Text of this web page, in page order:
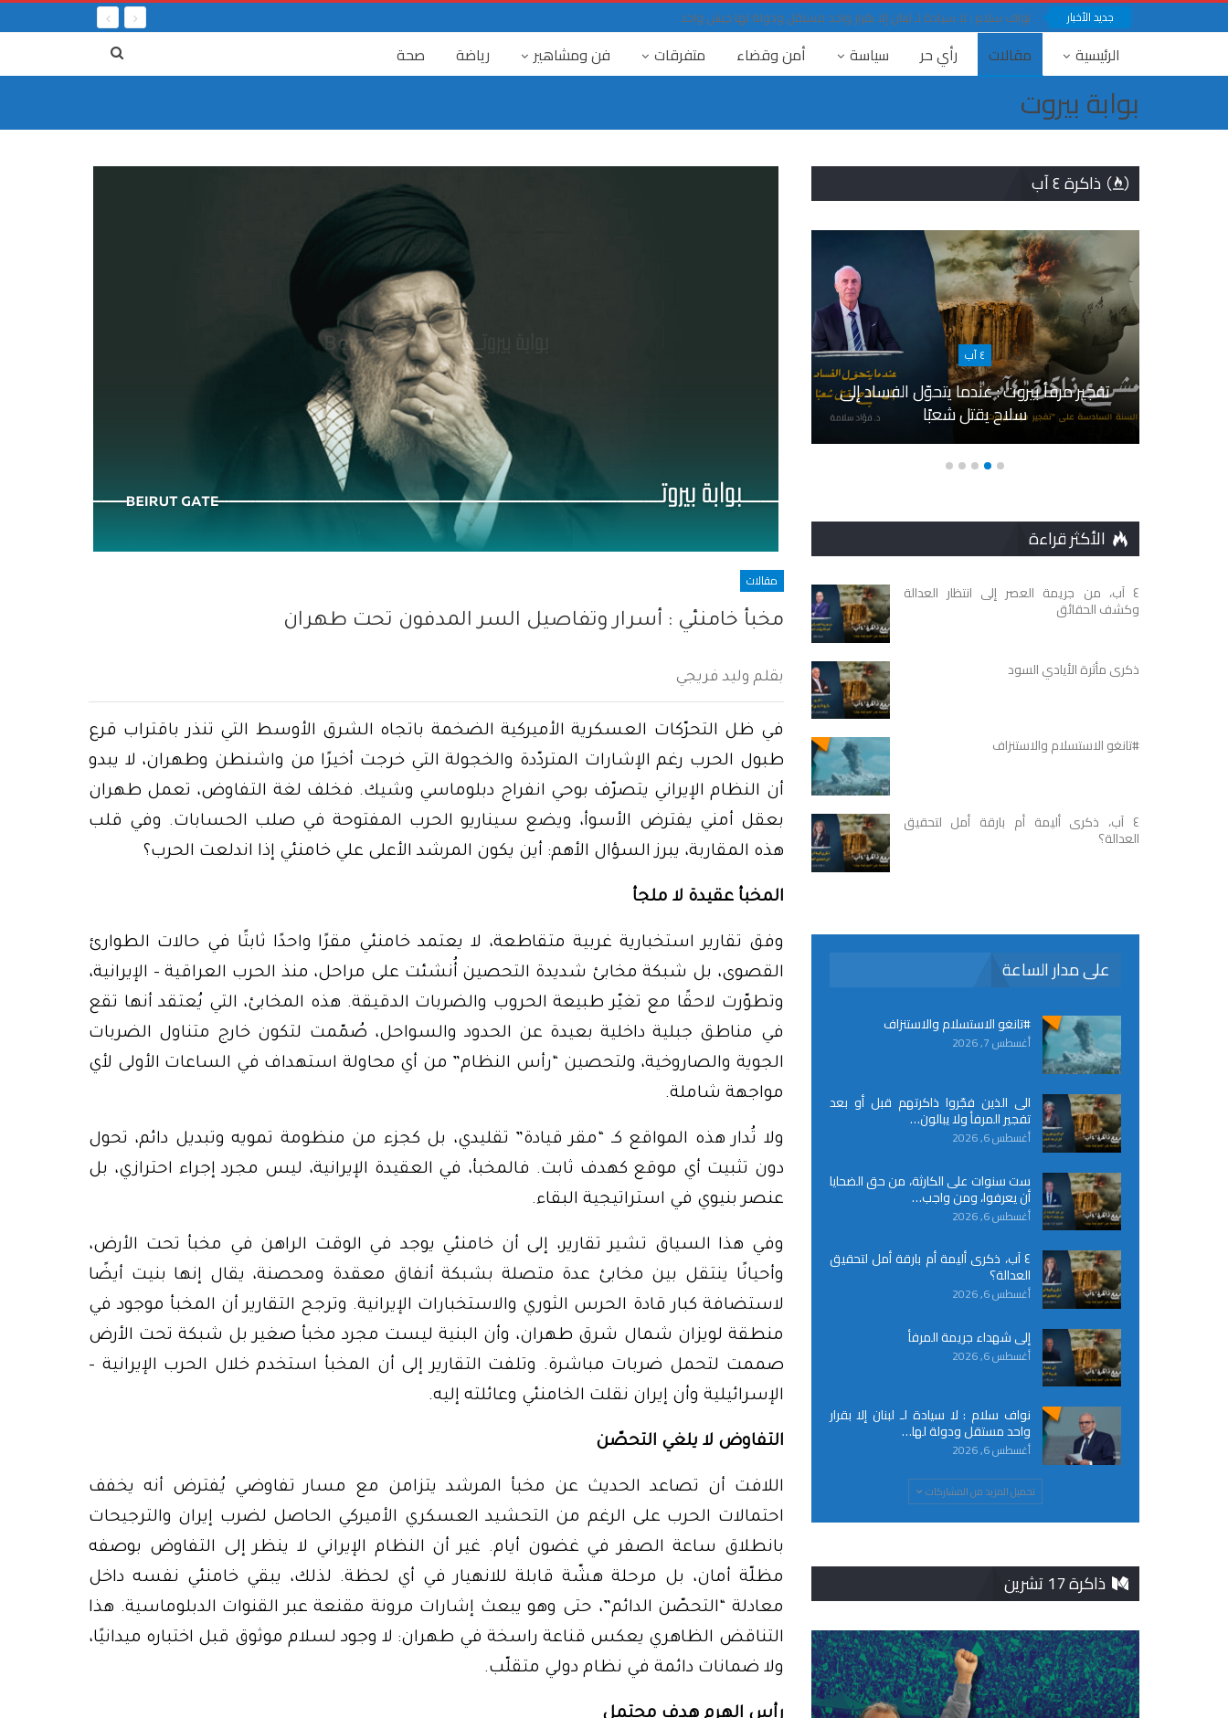
جديد الأخبار نواف سلام : لا سيادة لـ لبنان إلا بقرار واحد مستقل ودولة لها جيش واحد
الرئيسية مقالات رأي حر سياسة أمن وقضاء متفرقات فن ومشاهير رياضة صحة
بوابة بيروت
مقالات
مخبأ خامنئي : أسرار وتفاصيل السر المدفون تحت طهران
بقلم وليد فريجي
في ظل التحرّكات العسكرية الأميركية الضخمة باتجاه الشرق الأوسط التي تنذر باقتراب قرع
طبول الحرب رغم الإشارات المتردّدة والخجولة التي خرجت أخيرًا من واشنطن وطهران، لا يبدو
أن النظام الإيراني يتصرّف بوحي انفراج دبلوماسي وشيك. فخلف لغة التفاوض، تعمل طهران
بعقل أمني يفترض الأسوأ، ويضع سيناريو الحرب المفتوحة في صلب الحسابات. وفي قلب
هذه المقاربة، يبرز السؤال الأهم: أين يكون المرشد الأعلى علي خامنئي إذا اندلعت الحرب؟
المخبأ عقيدة لا ملجأ
وفق تقارير استخبارية غربية متقاطعة، لا يعتمد خامنئي مقرًا واحدًا ثابتًا في حالات الطوارئ
القصوى، بل شبكة مخابئ شديدة التحصين أُنشئت على مراحل، منذ الحرب العراقية – الإيرانية،
وتطوّرت لاحقًا مع تغيّر طبيعة الحروب والضربات الدقيقة. هذه المخابئ، التي يُعتقد أنها تقع
في مناطق جبلية داخلية بعيدة عن الحدود والسواحل، صُمّمت لتكون خارج متناول الضربات
الجوية والصاروخية، ولتحصين “رأس النظام” من أي محاولة استهداف في الساعات الأولى لأي
مواجهة شاملة.
ولا تُدار هذه المواقع كـ “مقر قيادة” تقليدي، بل كجزء من منظومة تمويه وتبديل دائم، تحول
دون تثبيت أي موقع كهدف ثابت. فالمخبأ، في العقيدة الإيرانية، ليس مجرد إجراء احترازي، بل
عنصر بنيوي في استراتيجية البقاء.
وفي هذا السياق تشير تقارير، إلى أن خامنئي يوجد في الوقت الراهن في مخبأ تحت الأرض،
وأحيانًا ينتقل بين مخابئ عدة متصلة بشبكة أنفاق معقدة ومحصنة، يقال إنها بنيت أيضًا
لاستضافة كبار قادة الحرس الثوري والاستخبارات الإيرانية. وترجح التقارير أن المخبأ موجود في
منطقة لويزان شمال شرق طهران، وأن البنية ليست مجرد مخبأ صغير بل شبكة تحت الأرض
صممت لتحمل ضربات مباشرة. وتلفت التقارير إلى أن المخبأ استخدم خلال الحرب الإيرانية –
الإسرائيلية وأن إيران نقلت الخامنئي وعائلته إليه.
التفاوض لا يلغي التحصّن
اللافت أن تصاعد الحديث عن مخبأ المرشد يتزامن مع مسار تفاوضي يُفترض أنه يخفف
احتمالات الحرب على الرغم من التحشيد العسكري الأميركي الحاصل لضرب إيران والترجيحات
بانطلاق ساعة الصفر في غضون أيام. غير أن النظام الإيراني لا ينظر إلى التفاوض بوصفه
مظلّة أمان، بل مرحلة هشّة قابلة للانهيار في أي لحظة. لذلك، يبقي خامنئي نفسه داخل
معادلة “التحصّن الدائم”، حتى وهو يبعث إشارات مرونة مقنعة عبر القنوات الدبلوماسية. هذا
التناقض الظاهري يعكس قناعة راسخة في طهران: لا وجود لسلام موثوق قبل اختباره ميدانيًا،
ولا ضمانات دائمة في نظام دولي متقلّب.
رأس الهرم هدف محتمل
ذاكرة ٤ آب
٤ آب
تفجير مرفأ بيروت : عندما يتحوّل الفساد إلى
سلاحٍ يقتل شعبًا نعرف الحقيقة، نريد العدالة
٤ آب، من جريمة العصر إلى انتظار العدالة
وكشف الحقائق
الأكثر قراءة
٤ آب، من جريمة العصر إلى انتظار العدالة
وكشف الحقائق
ذكرى مأثرة الأيادي السود
#تانغو الاستسلام والاستنزاف
٤ آب، ذكرى أليمة أم بارقة أمل لتحقيق
العدالة؟
على مدار الساعة
#تانغو الاستسلام والاستنزاف
أغسطس 7, 2026
الى الذين فجّروا ذاكرتهم قبل أو بعد
تفجير المرفأ ولا يبالون…
أغسطس 6, 2026
ست سنوات على الكارثة، من حق الضحايا
أن يعرفوا، ومن واجب…
أغسطس 6, 2026
٤ آب، ذكرى أليمة أم بارقة أمل لتحقيق
العدالة؟
أغسطس 6, 2026
إلى شهداء جريمة المرفأ
أغسطس 6, 2026
نواف سلام : لا سيادة لـ لبنان إلا بقرار
واحد مستقل ودولة لها…
أغسطس 6, 2026
تحميل المزيد من المشاركات
ذاكرة 17 تشرين